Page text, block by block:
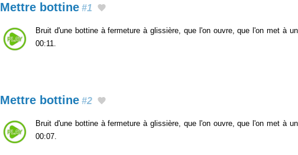
Mettre bottine #1
Bruit d'une bottine à fermeture à glissière, que l'on ouvre, que l'on met à
00:11.
Mettre bottine #2
Bruit d'une bottine à fermeture à glissière, que l'on ouvre, que l'on met à
00:07.